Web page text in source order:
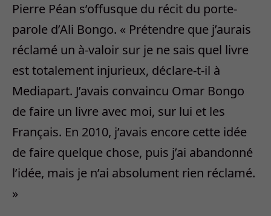
Pierre Péan s’offusque du récit du porte-
parole d’Ali Bongo. « Prétendre que j’aurais
réclamé un à-valoir sur je ne sais quel livre
est totalement injurieux, déclare-t-il à
Mediapart. J’avais convaincu Omar Bongo
de faire un livre avec moi, sur lui et les
Français. En 2010, j’avais encore cette idée
de faire quelque chose, puis j’ai abandonné
l’idée, mais je n’ai absolument rien réclamé.
»